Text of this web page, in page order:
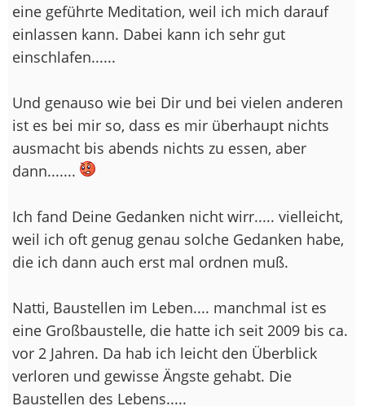
eine geführte Meditation, weil ich mich darauf
einlassen kann. Dabei kann ich sehr gut
einschlafen......
Und genauso wie bei Dir und bei vielen anderen
ist es bei mir so, dass es mir überhaupt nichts
ausmacht bis abends nichts zu essen, aber
dann.......
Ich fand Deine Gedanken nicht wirr..... vielleicht,
weil ich oft genug genau solche Gedanken habe,
die ich dann auch erst mal ordnen muß.
Natti, Baustellen im Leben.... manchmal ist es
eine Großbaustelle, die hatte ich seit 2009 bis ca.
vor 2 Jahren. Da hab ich leicht den Überblick
verloren und gewisse Ängste gehabt. Die
Baustellen des Lebens.....